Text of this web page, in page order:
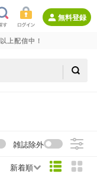
無料登録
以上配信中！
雑誌除外
新着順